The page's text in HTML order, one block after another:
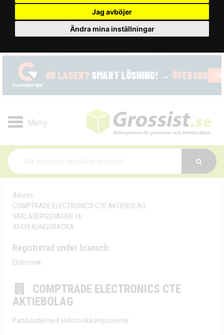
Jag avböjer
Ändra mina inställningar
Toggle
Adress:
COMPTRADE ELECTRONICS CTE AKTIEBOLAG
VARLABERGSVÄGEN 16
43439 KUNGSBACKA
Registrerad under bransch:
Elektronik
COMPTRADE ELECTRONICS CTE
AKTIEBOLAG
Partihandel med elektronikkomponenter